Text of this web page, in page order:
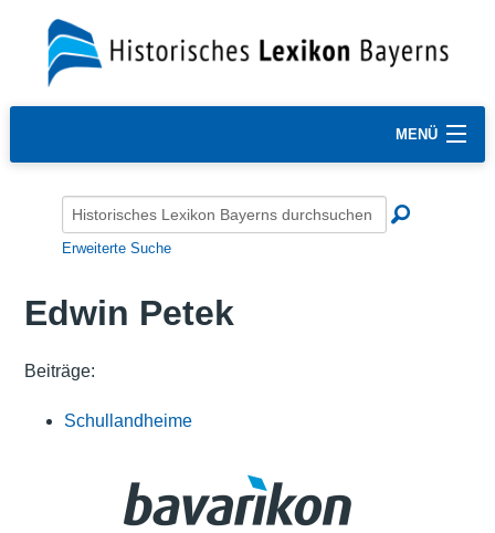
MENÜ
Erweiterte Suche
Edwin Petek
Beiträge:
Schullandheime